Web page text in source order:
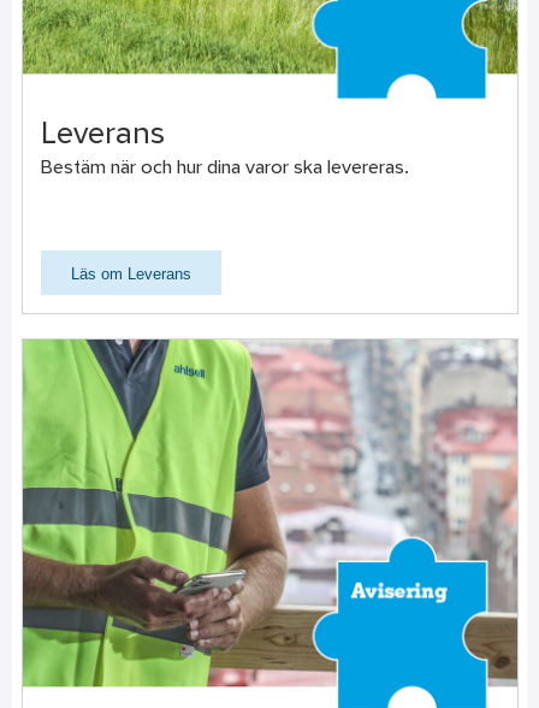
Leverans
Bestäm när och hur dina varor ska levereras.
Läs om Leverans